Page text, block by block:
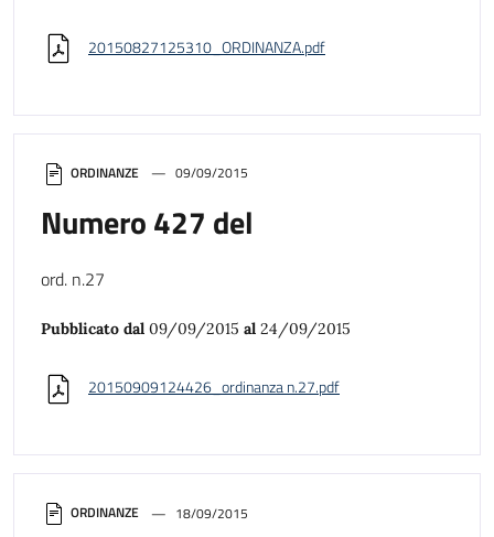
ORDINANZE 18/09/2015
ORDINANZE 09/09/2015
Numero 427 del
ord. n.27
Pubblicato dal 09/09/2015 al 24/09/2015
20150909124426_ordinanza n.27.pdf
20150827125310_ORDINANZA.pdf